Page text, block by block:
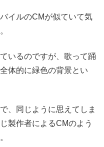
イルのCMが似ていて気
いるのですが、歌って踊
体的に緑色の背景とい
、同じように思えてしま
製作者によるCMのよう